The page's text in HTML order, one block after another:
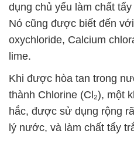
dụng chủ yếu làm chất
Nó cũng được biết đến
oxychloride, Calcium
lime.
Khi được hòa tan trong
thành Chlorine (Cl₂), một
hắc, được sử dụng rộng
lý nước, và làm chất tẩy